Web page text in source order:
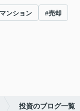
ンション #売却
投資のブログ一覧